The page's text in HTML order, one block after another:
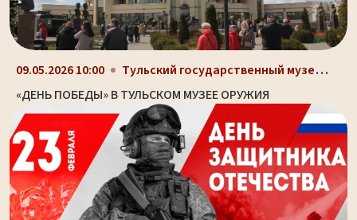
09.05.2026 10:00 Тульский государственный музей оружия, здание-шлем...
«ДЕНЬ ПОБЕДЫ» В ТУЛЬСКОМ МУЗЕЕ ОРУЖИЯ